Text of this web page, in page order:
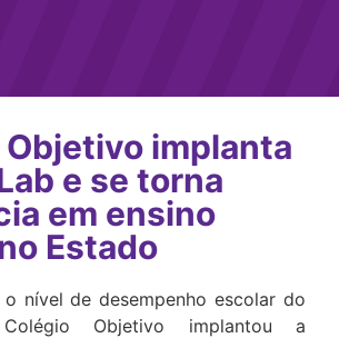
implanta
e se torna
em ensino
Estado
o nível de desempenho escolar do
Objetivo implantou a